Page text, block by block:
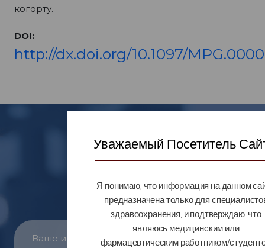
когорту.
DOI:
http://dx.doi.org/10.1097/
Остались
вопросы?
Уважаемый Посетитель
Я понимаю, что информация на данном
предназначена только для
здравоохранения, и подтверждаю, что
являюсь медицинским или
фармацевтическим работником/